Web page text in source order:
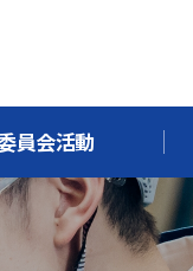
員会活動